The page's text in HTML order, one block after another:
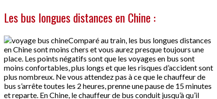
Les bus longues distances en Chine :
Comparé au train, les bus longues distances
en Chine sont moins chers et vous aurez presque toujours une
place. Les points négatifs sont que les voyages en bus sont
moins confortables, plus longs et que les risques d’accident sont
plus nombreux. Ne vous attendez pas à ce que le chauffeur de
bus s’arrête toutes les 2 heures, prenne une pause de 15 minutes
et reparte. En Chine, le chauffeur de bus conduit jusqu’à qu’il